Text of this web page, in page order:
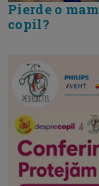
Pierde o
copil?